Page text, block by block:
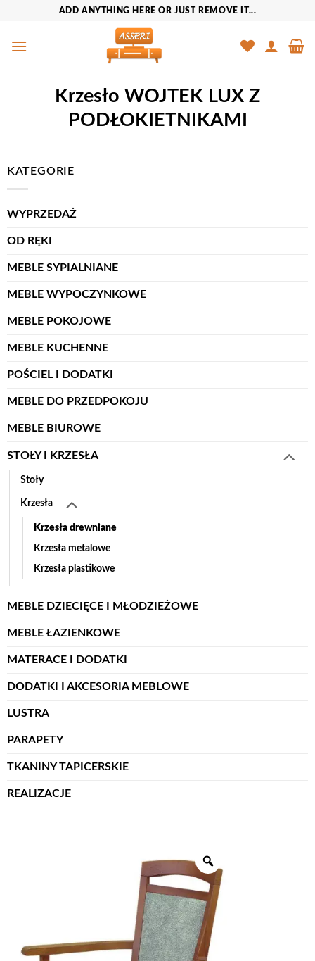
zawartości
ADD ANYTHING HERE OR JUST REMOVE IT...
Krzesło WOJTEK LUX Z
PODŁOKIETNIKAMI
KATEGORIE
WYPRZEDAŻ
OD RĘKI
MEBLE SYPIALNIANE
MEBLE WYPOCZYNKOWE
MEBLE POKOJOWE
MEBLE KUCHENNE
POŚCIEL I DODATKI
MEBLE DO PRZEDPOKOJU
MEBLE BIUROWE
STOŁY I KRZESŁA
Stoły
Krzesła
Krzesła drewniane
Krzesła metalowe
Krzesła plastikowe
MEBLE DZIECIĘCE I MŁODZIEŻOWE
MEBLE ŁAZIENKOWE
MATERACE I DODATKI
DODATKI I AKCESORIA MEBLOWE
LUSTRA
PARAPETY
TKANINY TAPICERSKIE
REALIZACJE